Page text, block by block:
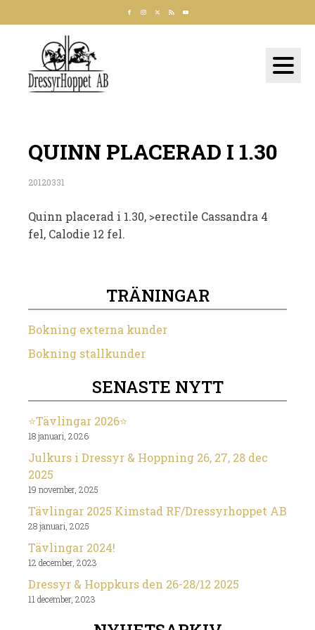
QUINN PLACERAD I 1.30
20120331
Quinn placerad i 1.30, >erectile Cassandra 4
fel, Calodie 12 fel.
TRÄNINGAR
Bokning externa kunder
Bokning stallkunder
SENASTE NYTT
⭐️Tävlingar 2026⭐️
18 januari, 2026
Julkurs i Dressyr & Hoppning 26, 27, 28 dec
2025
19 november, 2025
Tävlingar 2025 Kimstad RF/Dressyrhoppet AB
28 januari, 2025
Tävlingar 2024!
12 december, 2023
Dressyr & Hoppkurs den 26-28/12 2025
11 december, 2023